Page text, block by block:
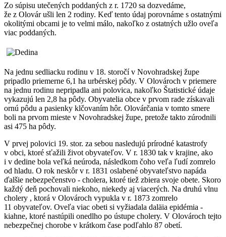
Zo súpisu utečených poddaných z r. 1720 sa dozvedáme,
že z Olovár ušli len 2 rodiny. Keď tento údaj porovnáme s ostatnými
okolitými obcami je to velmi málo, nakoľko z ostatných užlo oveľa
viac poddaných.
Na jednu sedliacku rodinu v 18. storočí v Novohradskej župe
pripadlo priemerne 6,1 ha urbérskej pôdy. V Olovároch v priemere
na jednu rodinu nepripadla ani polovica, nakoľko Štatistické údaje
vykazujú len 2,8 ha pôdy. Obyvatelia obce v prvom rade získavali
ornú pôdu a pasienky klčovaním hôr. Olovárčania v tomto smere
boli na prvom mieste v Novohradskej župe, pretože takto zúrodnili
asi 475 ha pôdy.
V prvej polovici 19. stor. za sebou nasledujú prírodné katastrofy
v obci, ktoré sťažili život obyvateľov. V r. 1830 tak v krajine, ako
i v dedine bola veľká neúroda, následkom čoho veľa ľudí zomrelo
od hladu. O rok neskôr v r. 1831 oslabené obyvateľstvo napáda
ďalšie nebezpečenstvo - cholera, ktoré tiež zbiera svoje obete. Skoro
každý deň pochovali niekoho, niekedy aj viacerých. Na druhú vlnu
cholery , ktorá v Olovároch vypukla v r. 1873 zomrelo
11 obyvateľov. Oveľa viac obeti si vyžiadala daläia epidémia -
kiahne, ktoré nastúpili onedlho po ústupe cholery. V Olovároch tejto
nebezpečnej chorobe v krátkom čase podľahlo 87 obetí.